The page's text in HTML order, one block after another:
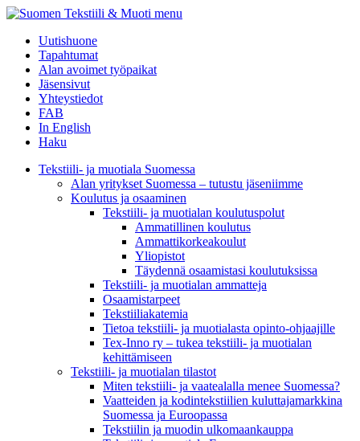
menu
Uutishuone
Tapahtumat
Alan avoimet työpaikat
Jäsensivut
Yhteystiedot
FAB
In English
Haku
Tekstiili- ja muotiala Suomessa
Alan yritykset Suomessa – tutustu jäseniimme
Koulutus ja osaaminen
Tekstiili- ja muotialan koulutuspolut
Ammatillinen koulutus
Ammattikorkeakoulut
Yliopistot
Täydennä osaamistasi koulutuksissa
Tekstiili- ja muotialan ammatteja
Osaamistarpeet
Tekstiiliakatemia
Tietoa tekstiili- ja muotialasta opinto-ohjaajille
Tex-Inno ry – tukea tekstiili- ja muotialan
kehittämiseen
Tekstiili- ja muotialan tilastot
Miten tekstiili- ja vaatealalla menee Suomessa?
Vaatteiden ja kodintekstiilien kuluttajamarkkina
Suomessa ja Euroopassa
Tekstiilin ja muodin ulkomaankauppa